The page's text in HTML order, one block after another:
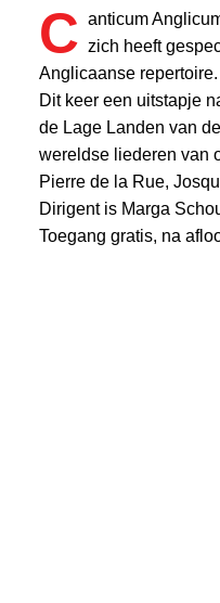
C anticum
zich heeft
Anglicaanse repertoire.
Dit keer een uitstapje
de Lage Landen van
wereldse liederen van
Pierre de la Rue,
Dirigent is Marga
Toegang gratis, na